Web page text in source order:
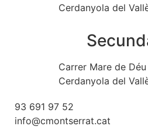
Cerdanyola del
Carrer Mare de Déu
Cerdanyola del
93 691 97 52
info@cmontserrat.cat